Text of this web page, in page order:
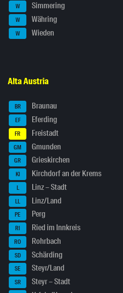
W Simmering
W Währing
W Wieden
Alta Austria
BR Braunau
EF Eferding
FR Freistadt
GM Gmunden
GR Grieskirchen
KI Kirchdorf an der Krems
L Linz – Stadt
LL Linz/Land
PE Perg
RI Ried im Innkreis
RO Rohrbach
SD Schärding
SE Steyr/Land
SR Steyr – Stadt